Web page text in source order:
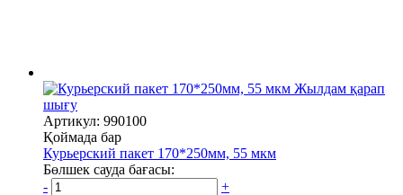
Жылдам қарап
шығу
Артикул: 990100
Қоймада бар
Курьерский пакет 170*250мм, 55 мкм
Бөлшек сауда бағасы:
-
+